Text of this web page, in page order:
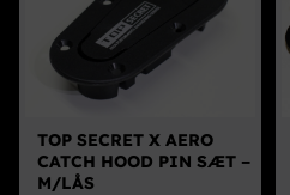
Servicedele
K-Truck Dele
Bilpleje
TOP SECRET X AERO
CATCH HOOD PIN SÆT –
M/LÅS